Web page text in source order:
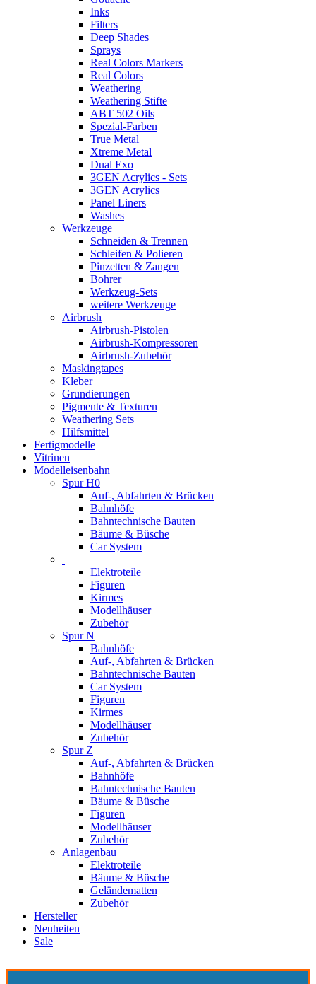
Inks
Filters
Deep Shades
Sprays
Real Colors Markers
Real Colors
Weathering
Weathering Stifte
ABT 502 Oils
Spezial-Farben
True Metal
Xtreme Metal
Dual Exo
3GEN Acrylics - Sets
3GEN Acrylics
Panel Liners
Washes
Werkzeuge
Schneiden & Trennen
Schleifen & Polieren
Pinzetten & Zangen
Bohrer
Werkzeug-Sets
weitere Werkzeuge
Airbrush
Airbrush-Pistolen
Airbrush-Kompressoren
Airbrush-Zubehör
Maskingtapes
Kleber
Grundierungen
Pigmente & Texturen
Weathering Sets
Hilfsmittel
Fertigmodelle
Vitrinen
Modelleisenbahn
Spur H0
Auf-, Abfahrten & Brücken
Bahnhöfe
Bahntechnische Bauten
Bäume & Büsche
Car System
Elektroteile
Figuren
Kirmes
Modellhäuser
Zubehör
Spur N
Bahnhöfe
Auf-, Abfahrten & Brücken
Bahntechnische Bauten
Car System
Figuren
Kirmes
Modellhäuser
Zubehör
Spur Z
Auf-, Abfahrten & Brücken
Bahnhöfe
Bahntechnische Bauten
Bäume & Büsche
Figuren
Modellhäuser
Zubehör
Anlagenbau
Elektroteile
Bäume & Büsche
Geländematten
Zubehör
Hersteller
Neuheiten
Sale